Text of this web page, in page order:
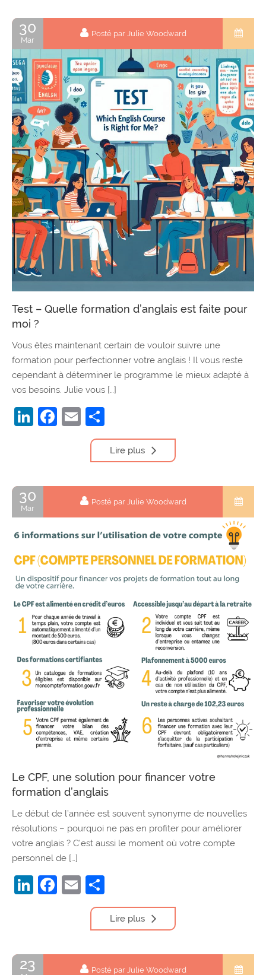
30
Mar
Posté par Julie Woodward
Test – Quelle formation d’anglais est faite pour
moi ?
Vous êtes maintenant certain de vouloir suivre une
formation pour perfectionner votre anglais ! Il vous reste
cependant à déterminer le programme le mieux adapté à
vos besoins. Julie vous […]
LinkedIn
Facebook
Email
Lire plus
30
Mar
Posté par Julie Woodward
Le CPF, une solution pour financer votre
formation d’anglais
Le début de l’année est souvent synonyme de nouvelles
résolutions – pourquoi ne pas en profiter pour améliorer
votre anglais ? C’est aussi le moment où votre compte
personnel de […]
LinkedIn
Facebook
Email
Lire plus
23 Posté par Julie Woodward